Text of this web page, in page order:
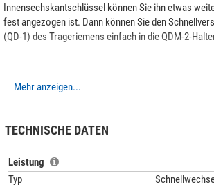
Innensechskantschlüssel können Sie ihn etwas
fest angezogen ist. Dann können Sie den
(QD-1) des Trageriemens einfach in die QDM-2-
Mehr anzeigen...
TECHNISCHE DATEN
Leistung
Typ